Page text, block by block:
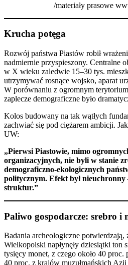
/materiały prasowe
Krucha potęga
Rozwój państwa Piastów robił
nadmiernie przyspieszony. Centralne
w X wieku zaledwie 15–30 tys.
utrzymywać rosnące wojsko, aparat
W porównaniu z ogromnym
zaplecze demograficzne było
Kolos budowany na tak wątłych
zachwiać się pod ciężarem ambicji.
UW:
„Pierwsi Piastowie, mimo
organizacyjnych, nie byli w stanie
demograficzno-ekologicznych
politycznym. Efekt był nieuchronny
struktur.”
Paliwo gospodarcze: srebro i
Badania archeologiczne
Wielkopolski napłynęły dziesiątki ton
tysięcy monet, z czego około 40
40 proc. z krajów muzułmańskich